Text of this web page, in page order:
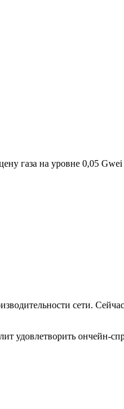
газа на уровне 0,05 Gwei
сети.
удовлетворить ончейн-